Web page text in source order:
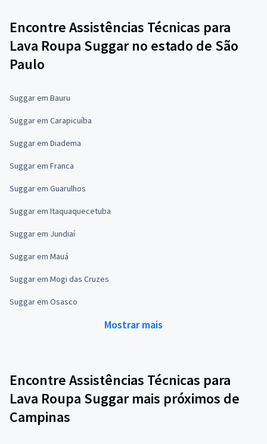
Encontre Assistências Técnicas para
Lava Roupa Suggar no estado de São
Paulo
Suggar em Bauru
Suggar em Carapicuíba
Suggar em Diadema
Suggar em Franca
Suggar em Guarulhos
Suggar em Itaquaquecetuba
Suggar em Jundiaí
Suggar em Mauá
Suggar em Mogi das Cruzes
Suggar em Osasco
Mostrar mais
Encontre Assistências Técnicas para
Lava Roupa Suggar mais próximos de
Campinas